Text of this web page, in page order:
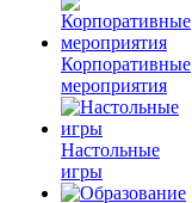
Корпоративные
мероприятия
Настольные
игры